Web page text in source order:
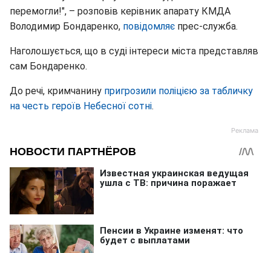
перемогли!", – розповів керівник апарату КМДА
Володимир Бондаренко, повідомляє прес-служба.
Наголошується, що в суді інтереси міста представляв
сам Бондаренко.
До речі, кримчанину пригрозили поліцією за табличку
на честь героїв Небесної сотні.